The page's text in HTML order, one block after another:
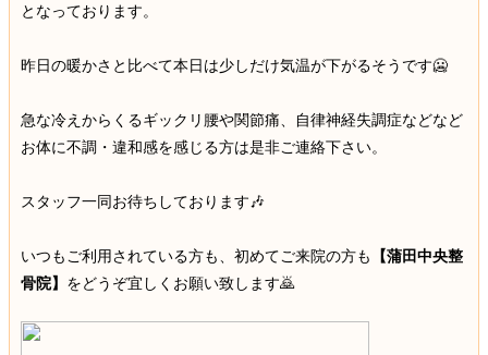
となっております。
昨日の暖かさと比べて本日は少しだけ気温が下がるそうです🥶
急な冷えからくるギックリ腰や関節痛、自律神経失調症などなど
お体に不調・違和感を感じる方は是非ご連絡下さい。
スタッフ一同お待ちしております🎶
いつもご利用されている方も、初めてご来院の方も 【蒲田中央整
骨院】 をどうぞ宜しくお願い致します🙇